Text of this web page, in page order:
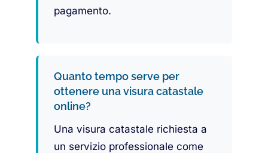
pagamento.
Quanto tempo serve per
ottenere una visura catastale
online?
Una visura catastale richiesta a
un servizio professionale come